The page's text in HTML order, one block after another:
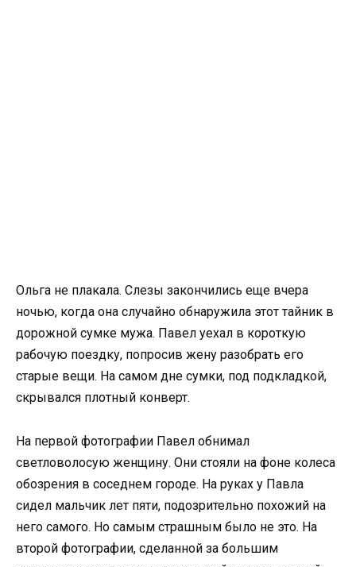
Ольга не плакала. Слезы закончились еще вчера
ночью, когда она случайно обнаружила этот тайник в
дорожной сумке мужа. Павел уехал в короткую
рабочую поездку, попросив жену разобрать его
старые вещи. На самом дне сумки, под подкладкой,
скрывался плотный конверт.
На первой фотографии Павел обнимал
светловолосую женщину. Они стояли на фоне колеса
обозрения в соседнем городе. На руках у Павла
сидел мальчик лет пяти, подозрительно похожий на
него самого. Но самым страшным было не это. На
второй фотографии, сделанной за большим